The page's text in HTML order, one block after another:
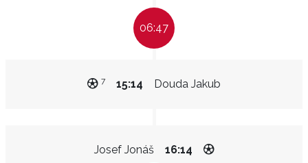
06:47
Douda Jakub
15:14
7
Josef Jonáš 16:14